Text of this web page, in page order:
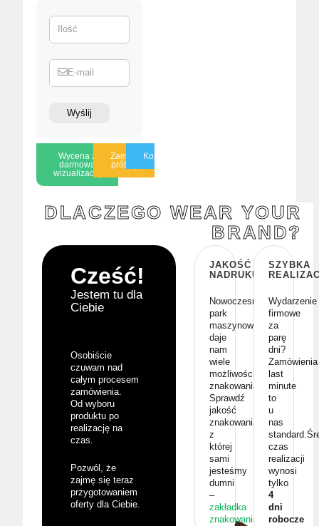
Ilość
E-mail
Wyślij
Wycena z
darmową
wizualizacją
Zamów
próbkę
Konsultacja
DLACZEGO WEAR YOUR
BRAND?
Cześć!
Jestem tu dla
Ciebie
Osobiście
czuwam nad
całym procesem
zamówienia.
Od wyboru
produktu po
realizację na
czas.
Pozwól, że
zajmę się teraz
przygotowaniem
oferty dla Ciebie.
JAKOŚĆ
NADRUKU
Nowoczesny
park
maszynowy
daje
nam
wiele
możliwości
znakowania.
Sprawdź
jakość
znakowania,
z
której
sami
jesteśmy
dumni
–
zakładka
znakowanie
SZYBKA
Wydarzenie
firmowe
za
parę
dni?
Zamówienia
last
minute
to
u
nas
czas
realizacji
wynosi
tylko
4
dni
robocze